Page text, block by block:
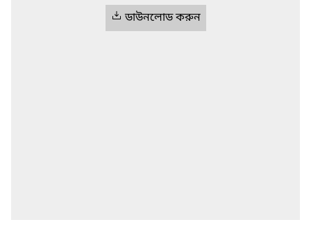
ডাউনলোড করুন